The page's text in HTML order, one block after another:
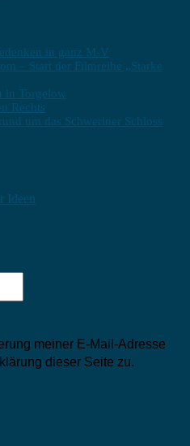
in ganz M-V
– Start der Filmreihe „Starke
in Torgelow
Rechts
um das Schweriner Schloss
meiner E-Mail-Adresse
dieser Seite zu.